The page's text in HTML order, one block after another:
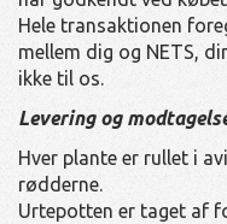
Hele transaktionen
mellem dig og NETS,
ikke til os.
Levering og
Hver plante er rullet i
rødderne.
Urtepotten er taget af